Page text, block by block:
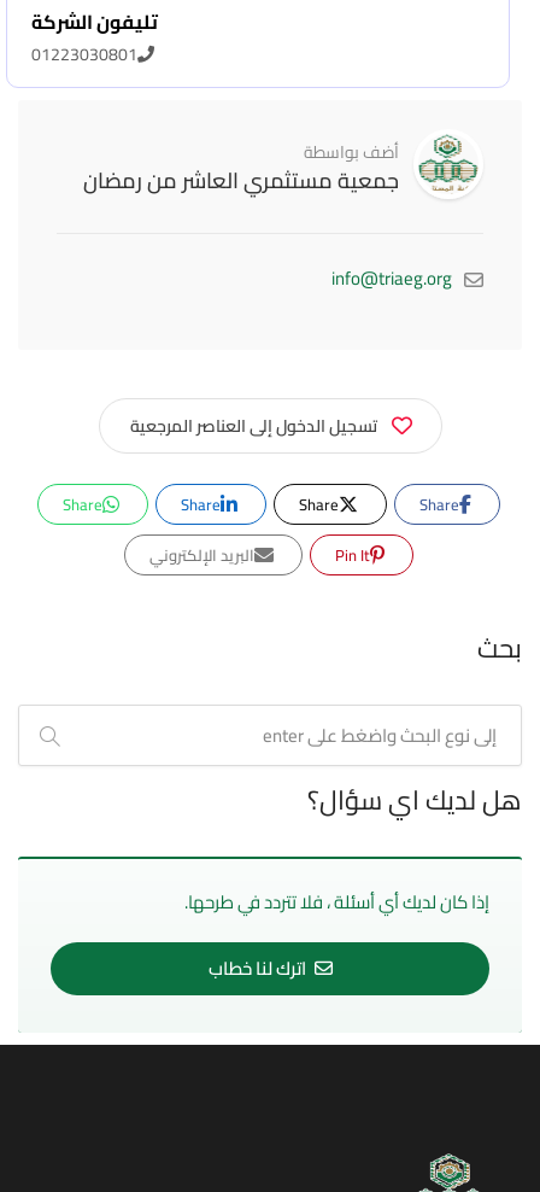
تليفون الشركة
01223030801
أضف بواسطة
جمعية مستثمري العاشر من رمضان
info@triaeg.org
تسجيل الدخول إلى العناصر المرجعية
Share
Share
Share
Share
Pin It
البريد الإلكتروني
بحث
هل لديك اي سؤال؟
إذا كان لديك أي أسئلة ، فلا تتردد في طرحها.
اترك لنا خطاب